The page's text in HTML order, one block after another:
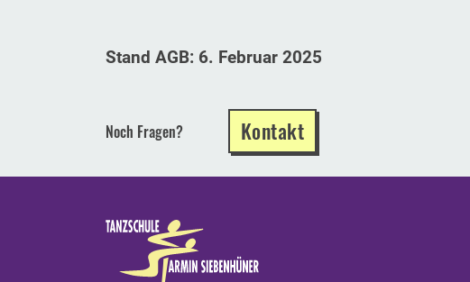
Stand AGB: 6. Februar 2025
Noch Fragen? Kontakt